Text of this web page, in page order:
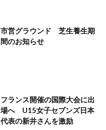
市営グラウンド 芝生養生期
間のお知らせ
フランス開催の国際大会に出
場へ U15女子セブンズ日本
代表の新井さんを激励